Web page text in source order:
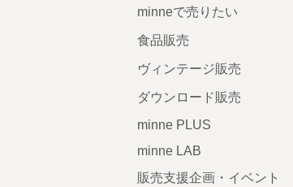
minneで売りたい
食品販売
ヴィンテージ販売
ダウンロード販売
minne PLUS
minne LAB
販売支援企画・イベント